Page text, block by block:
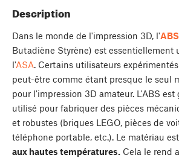
Description
Dans le monde de l'impression 3D, l'ABS
Butadiène Styrène) est essentiellement
l'ASA. Certains utilisateurs
peut-être comme étant presque le seul
pour l'impression 3D amateur. L'ABS est
utilisé pour fabriquer des pièces
et robustes (briques LEGO, pièces de
téléphone portable, etc.). Le matériau est
aux hautes températures. Cela le rend